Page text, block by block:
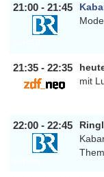
21:00 - 21:45
21:35 - 22:35
mit
22:00 - 22:45